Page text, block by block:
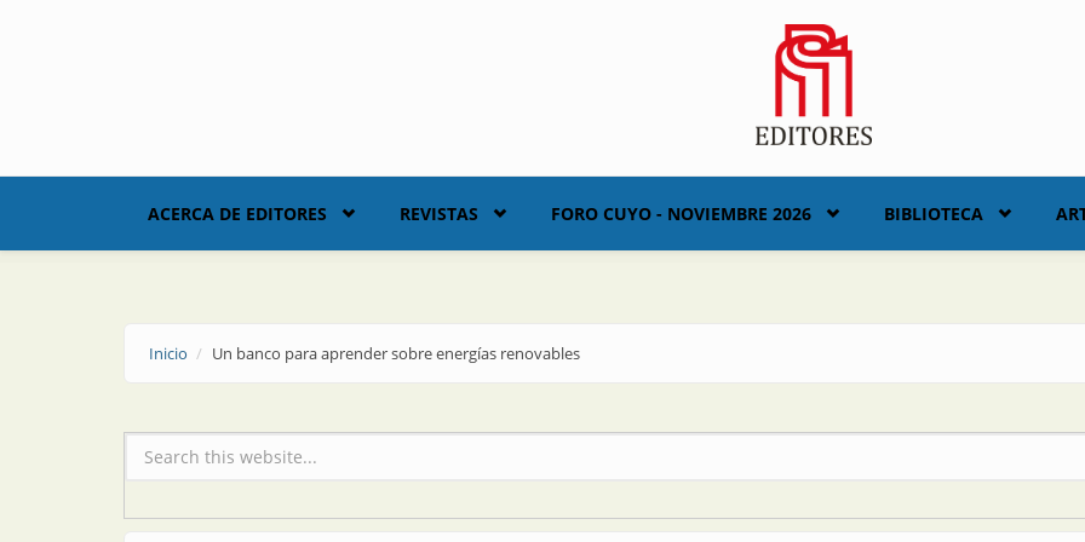
ACERCA DE EDITORES REVISTAS FORO CUYO - NOVIEMBRE 2026 BIBLIOTECA
Inicio Un banco para aprender sobre energías renovables
Formulario de búsqueda